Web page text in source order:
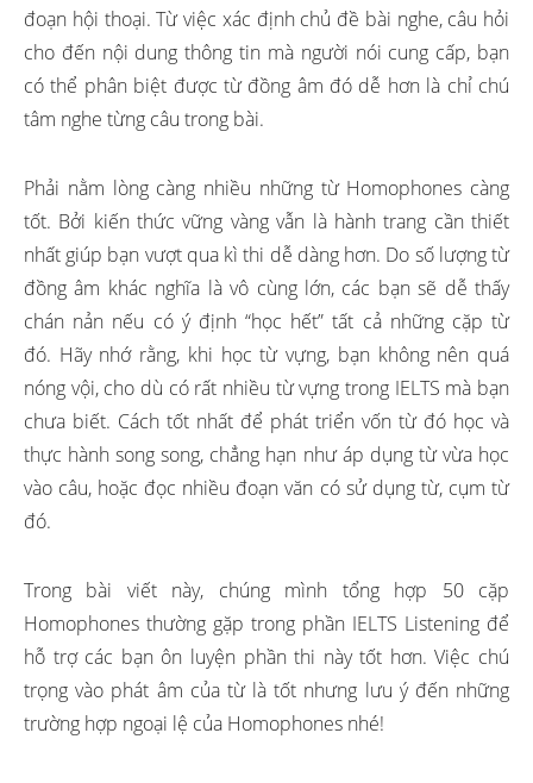
đoạn hội thoại. Từ việc xác định chủ đề bài nghe, câu hỏi
cho đến nội dung thông tin mà người nói cung cấp, bạn
có thể phân biệt được từ đồng âm đó dễ hơn là chỉ chú
tâm nghe từng câu trong bài.
Phải nằm lòng càng nhiều những từ Homophones càng
tốt. Bởi kiến thức vững vàng vẫn là hành trang cần thiết
nhất giúp bạn vượt qua kì thi dễ dàng hơn. Do số lượng từ
đồng âm khác nghĩa là vô cùng lớn, các bạn sẽ dễ thấy
chán nản nếu có ý định “học hết” tất cả những cặp từ
đó. Hãy nhớ rằng, khi học từ vựng, bạn không nên quá
nóng vội, cho dù có rất nhiều từ vựng trong IELTS mà bạn
chưa biết. Cách tốt nhất để phát triển vốn từ đó học và
thực hành song song, chẳng hạn như áp dụng từ vừa học
vào câu, hoặc đọc nhiều đoạn văn có sử dụng từ, cụm từ
đó.
Trong bài viết này, chúng mình tổng hợp 50 cặp
Homophones thường gặp trong phần IELTS Listening để
hỗ trợ các bạn ôn luyện phần thi này tốt hơn. Việc chú
trọng vào phát âm của từ là tốt nhưng lưu ý đến những
trường hợp ngoại lệ của Homophones nhé!